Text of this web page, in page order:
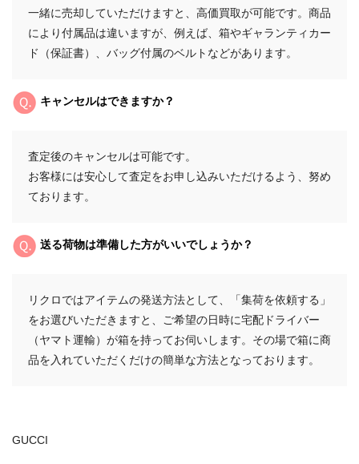
一緒に売却していただけますと、高価買取が可能です。商品
により付属品は違いますが、例えば、箱やギャランティカー
ド（保証書）、バッグ付属のベルトなどがあります。
キャンセルはできますか？
査定後のキャンセルは可能です。
お客様には安心して査定をお申し込みいただけるよう、努め
ております。
送る荷物は準備した方がいいでしょうか？
リクロではアイテムの発送方法として、「集荷を依頼する」
をお選びいただきますと、ご希望の日時に宅配ドライバー
（ヤマト運輸）が箱を持ってお伺いします。その場で箱に商
品を入れていただくだけの簡単な方法となっております。
GUCCI